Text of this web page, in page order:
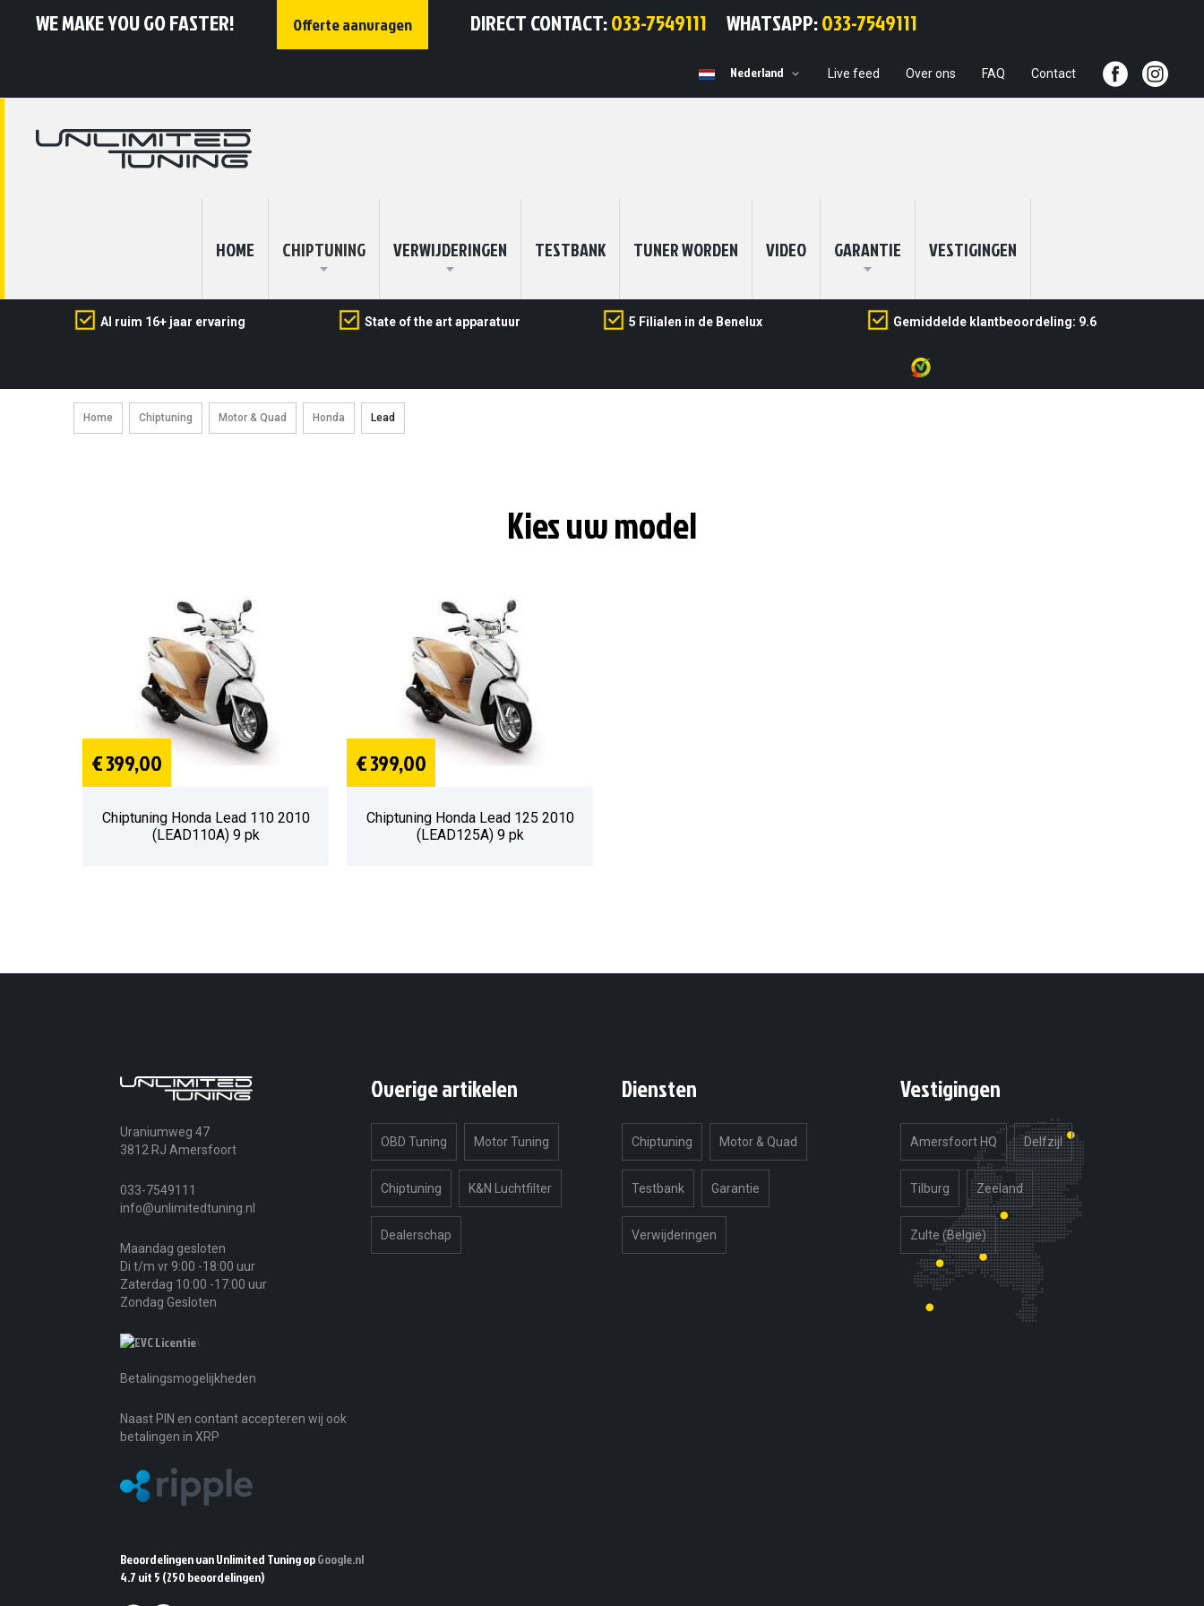
WE MAKE YOU GO FASTER! Offerte aanvragen DIRECT CONTACT:033-7549111 WHATSAPP:033-7549111
Selecteer
Nederland Live feed Over ons FAQ Contact
HOME CHIPTUNING VERWIJDERINGEN TESTBANK TUNER WORDEN VIDEO GARANTIE VESTIGINGEN
Al ruim 16+ jaar ervaring State of the art apparatuur 5 Filialen in de Benelux Gemiddelde klantbeoordeling: 9.6
Home Chiptuning Motor & Quad Honda Lead
Kies uw model
€ 399,00
Chiptuning Honda Lead 110 2010
(LEAD110A) 9 pk
€ 399,00
Chiptuning Honda Lead 125 2010
(LEAD125A) 9 pk
Uraniumweg 47
3812 RJ Amersfoort
033-7549111
info@unlimitedtuning.nl
Maandag gesloten
Di t/m vr 9:00 -18:00 uur
Zaterdag 10:00 -17:00 uur
Zondag Gesloten
Betalingsmogelijkheden
Naast PIN en contant accepteren wij ook
betalingen in XRP
Beoordelingen van Unlimited Tuning opGoogle.nl
4.7 uit 5 (250 beoordelingen)
Overige artikelen
OBD Tuning Motor Tuning
Chiptuning K&N Luchtfilter
Dealerschap
Diensten
Chiptuning Motor & Quad
Testbank Garantie
Verwijderingen
Vestigingen
Amersfoort HQ Delfzijl
Tilburg Zeeland
Zulte (België)